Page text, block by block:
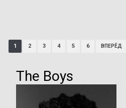
1 2 3 4 5 6 ВПЕРЁД
The Boys